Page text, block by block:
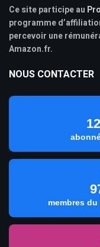
Ce site participe au
programme
percevoir une
Amazon.fr.
NOUS CONTACTER
membres